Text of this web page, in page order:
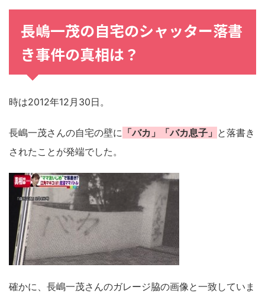
長嶋一茂の自宅のシャッター落書
き事件の真相は？
時は2012年12月30日。
長嶋一茂さんの自宅の壁に 「バカ」「バカ息子」 と落書き
されたことが発端でした。
確かに、長嶋一茂さんのガレージ脇の画像と一致していま